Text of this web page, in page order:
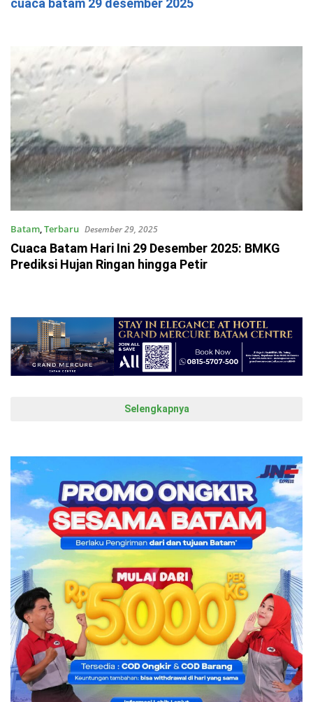
cuaca batam 29 desember 2025
Batam,Terbaru Desember 29, 2025
Cuaca Batam Hari Ini 29 Desember 2025: BMKG
Prediksi Hujan Ringan hingga Petir
Selengkapnya